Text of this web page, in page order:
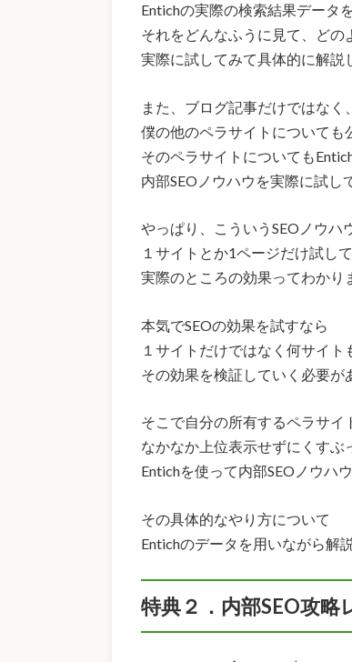
Entichの実際の検索結果データ
それをどんなふうに見て、どの
実際に試してみて具体的に解説
また、ブログ記事だけではなく、
僕の他のペラサイトについても
そのペラサイトについても
内部SEOノウハウを実際に試し
やっぱり、こういうSEOノウハ
１サイトとか1ページだけ試し
実際のところの効果ってわかり
本気でSEOの効果を試すなら
１サイトだけではなく何サイト
その効果を検証していく必要が
そこで自分の所有するペラサイ
なかなか上位表示せずにくすぶ
Entichを使って内部SEOノウハ
その具体的なやり方について
Entichのデータを用いながら解
特典２．内部SEO攻略